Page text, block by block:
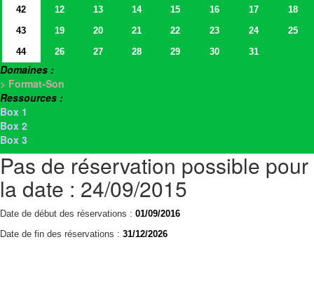
42
12 13 14 15 16 17
18
43
19 20 21 22 23 24
25
44
26 27 28 29 30 31
Domaines :
> Format-Son
Ressources :
Box 1
Box 2
Box 3
Pas de réservation possible pour
la date : 24/09/2015
Date de début des réservations : 01/09/2016
Date de fin des réservations : 31/12/2026